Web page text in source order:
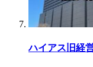
ハイアス旧経